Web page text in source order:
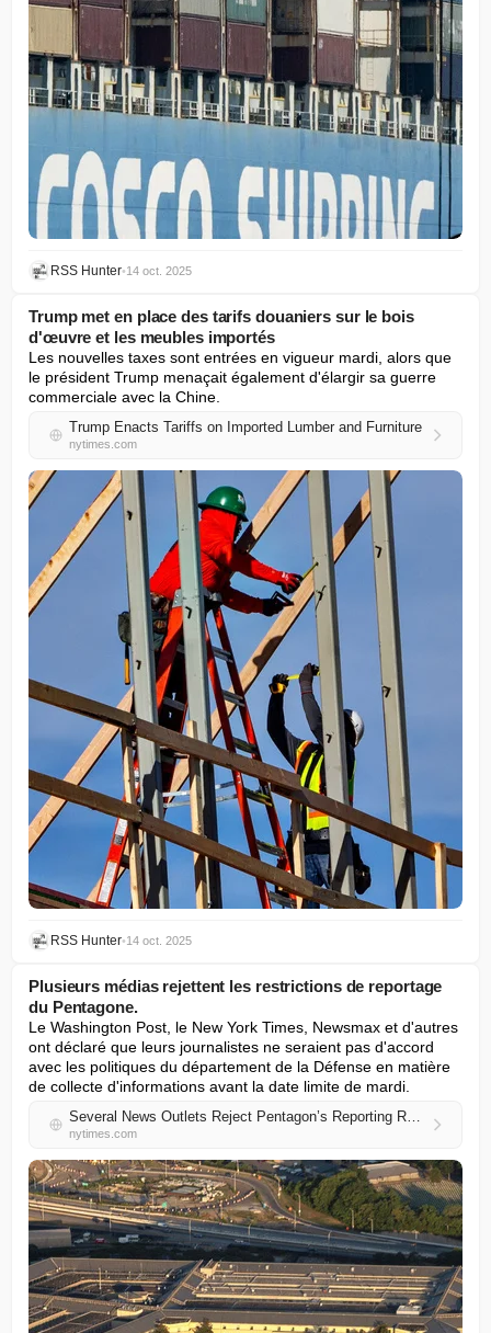
RSS Hunter•14 oct. 2025
Trump met en place des tarifs douaniers sur le bois
d'œuvre et les meubles importés
Les nouvelles taxes sont entrées en vigueur mardi, alors que
le président Trump menaçait également d'élargir sa guerre
commerciale avec la Chine.
Trump Enacts Tariffs on Imported Lumber and Furniture
nytimes.com
RSS Hunter•14 oct. 2025
Plusieurs médias rejettent les restrictions de reportage
du Pentagone.
Le Washington Post, le New York Times, Newsmax et d'autres
ont déclaré que leurs journalistes ne seraient pas d'accord
avec les politiques du département de la Défense en matière
de collecte d'informations avant la date limite de mardi.
Several News Outlets Reject Pentagon’s Reporting Restrictions
nytimes.com